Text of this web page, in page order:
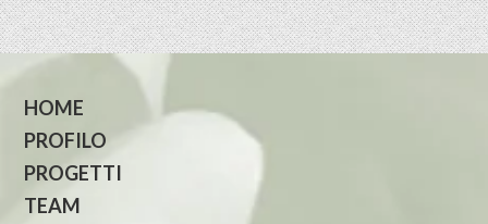
HOME
PROFILO
PROGETTI
TEAM